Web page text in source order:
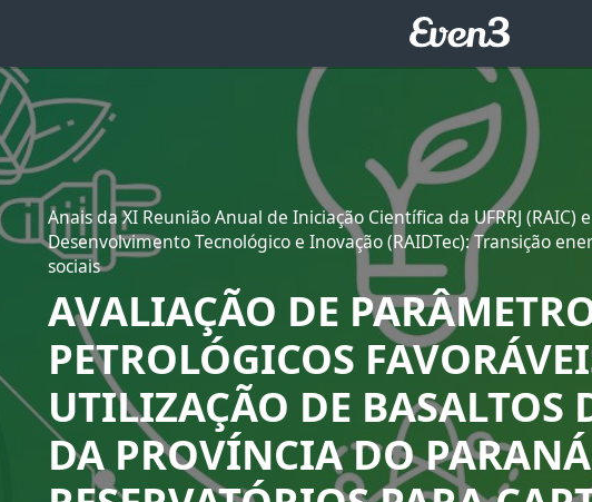
Anais da XI Reunião Anual de Iniciação Científica da UFRRJ (RAIC)
Desenvolvimento Tecnológico e Inovação (RAIDTec): Transição
sociais
AVALIAÇÃO DE
PETROLÓGICOS
UTILIZAÇÃO DE BASALTOS
DA PROVÍNCIA DO